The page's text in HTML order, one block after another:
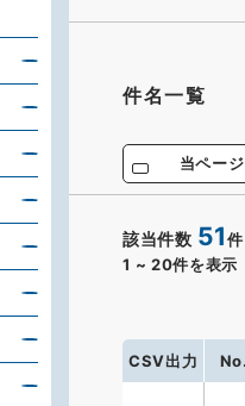
件名一覧
当ペー
該当件数 51件
1 ~ 20件を表示
CSV出力 No.